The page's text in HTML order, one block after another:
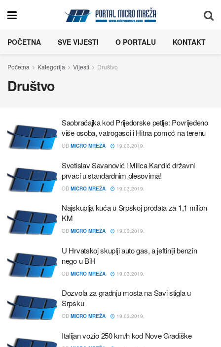
POČETNA SVE VIJESTI O PORTALU KONTAKT
Početna Kategorija Vijesti Društvo
Društvo
Saobraćajka kod Prijedorske petlje: Povrijeđeno
više osoba, vatrogasci i Hitna pomoć na terenu
OD MICRO MREŽA 19.03.2019.
Svetislav Savanović i Milica Kandić državni
prvaci u standardnim plesovima!
OD MICRO MREŽA 19.03.2019.
Najskuplja kuća u Srpskoj prodata za 1,1 milion
KM
OD MICRO MREŽA 19.03.2019.
U Hrvatskoj skuplji auto gas, a jeftiniji benzin
nego u BiH
OD MICRO MREŽA 19.03.2019.
Dozvola za gradnju mosta na Savi stigla u
Srpsku
OD MICRO MREŽA 19.03.2019.
Italijan vozio 250 km/h kod Nove Gradiške